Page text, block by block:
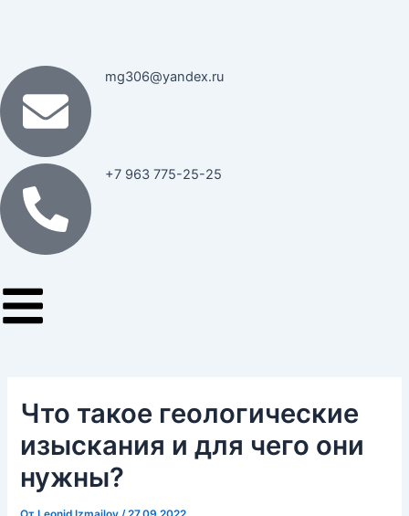
mg306@yandex.ru
+7 963 775-25-25
Что такое геологические
изыскания и для чего они
нужны?